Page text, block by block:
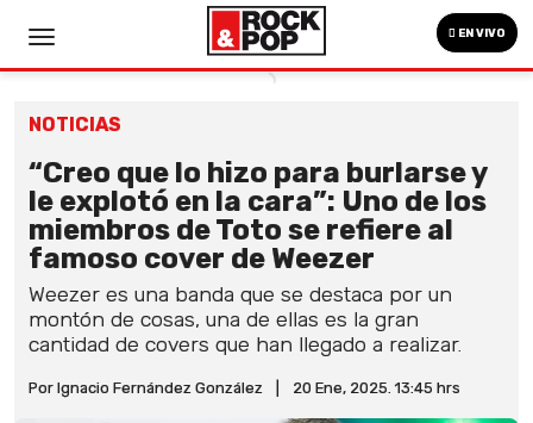
EN VIVO
NOTICIAS
“Creo que lo hizo para burlarse y
le explotó en la cara”: Uno de los
miembros de Toto se refiere al
famoso cover de Weezer
Weezer es una banda que se destaca por un
montón de cosas, una de ellas es la gran
cantidad de covers que han llegado a realizar.
Por Ignacio Fernández González 20 Ene, 2025. 13:45 hrs